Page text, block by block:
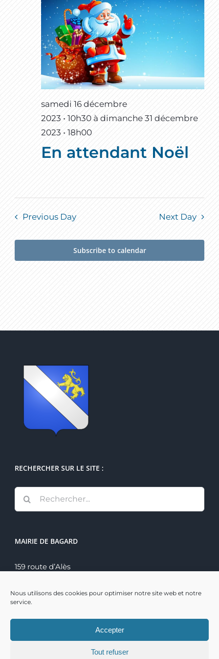
Nous utilisons des cookies pour optimiser notre site web et notre
service.
Accepter
Tout refuser
samedi 16 décembre
2023 • 10h30 à dimanche 31 décembre
2023 • 18h00
En attendant Noël
Previous Day Next Day
Subscribe to calendar
RECHERCHER SUR LE SITE :
MAIRIE DE BAGARD
159 route d’Alès
Tél. : 04 66 60 70 22